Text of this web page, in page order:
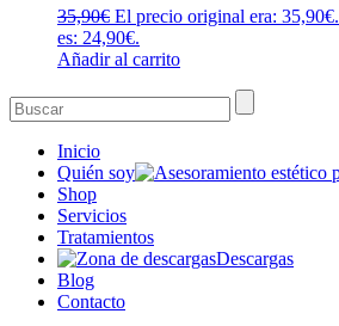
35,90€ El precio original era: 35,90€.
es: 24,90€.
Añadir al carrito
Inicio
Quién soy
Shop
Servicios
Tratamientos
Descargas
Blog
Contacto